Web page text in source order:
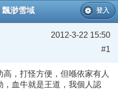
飄渺雪域 登入
2012-3-22 15:50
#1
，打怪方便，但喺依家有人
血牛就是王道，我個人認